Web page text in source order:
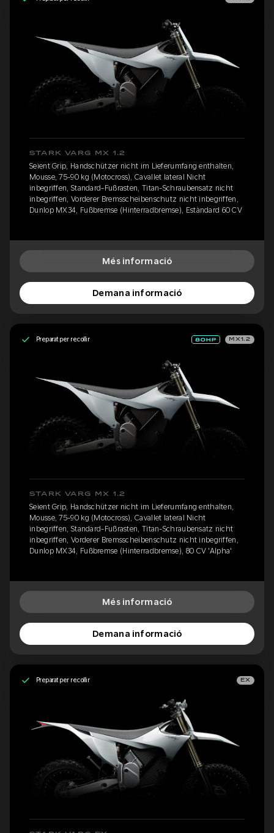
STARK VARG MX 1.2
Seient Grip, Handschützer nicht im Lieferumfang enthalten,
Mousse, 75-90 kg (Motocross), Cavallet lateral Nicht
inbegriffen, Standard-Fußrasten, Titan-Schraubensatz nicht
inbegriffen, Vorderer Bremsscheibenschutz nicht inbegriffen,
Dunlop MX34, Fußbremse (Hinterradbremse), Estàndard 60 CV
Més informació
Demana informació
Preparat per recollir MX1.2
STARK VARG MX 1.2
Seient Grip, Handschützer nicht im Lieferumfang enthalten,
Mousse, 75-90 kg (Motocross), Cavallet lateral Nicht
inbegriffen, Standard-Fußrasten, Titan-Schraubensatz nicht
inbegriffen, Vorderer Bremsscheibenschutz nicht inbegriffen,
Dunlop MX34, Fußbremse (Hinterradbremse), 80 CV 'Alpha'
Més informació
Demana informació
Preparat per recollir EX